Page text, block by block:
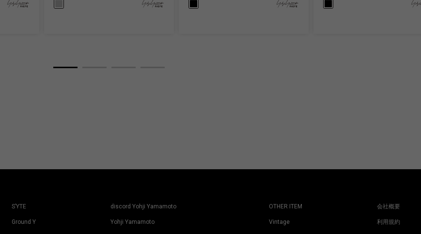
S’YTE
Ground Y
discord Yohji Yamamoto
Yohji Yamamoto
OTHER ITEM
Vintage
会社概要
利用規約